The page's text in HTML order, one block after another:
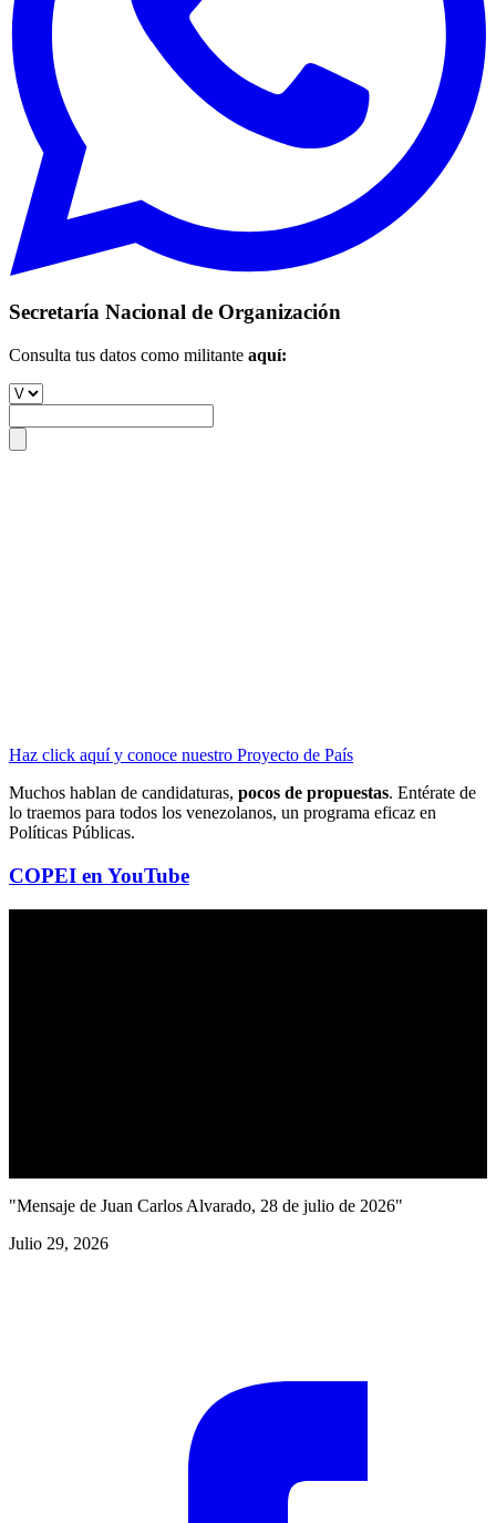
Secretaría Nacional de Organización
Consulta tus datos como militante aquí:
Haz click aquí y conoce nuestro Proyecto de País
Muchos hablan de candidaturas, pocos de propuestas. Entérate de
lo traemos para todos los venezolanos, un programa eficaz en
Políticas Públicas.
COPEI en YouTube
"Mensaje de Juan Carlos Alvarado, 28 de julio de 2026"
Julio 29, 2026